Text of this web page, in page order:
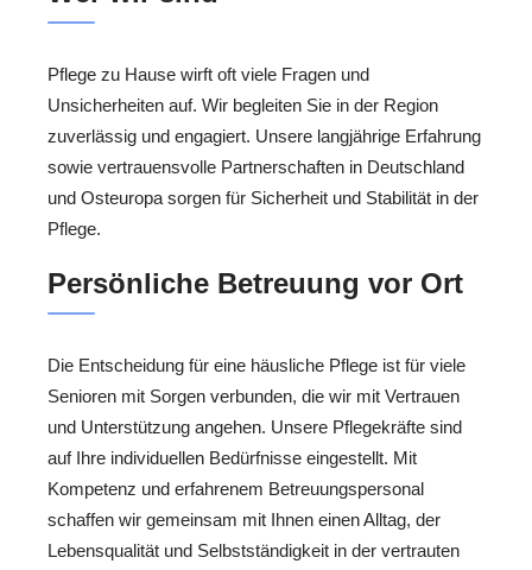
Pflege zu Hause wirft oft viele Fragen und
Unsicherheiten auf. Wir begleiten Sie in der Region
zuverlässig und engagiert. Unsere langjährige Erfahrung
sowie vertrauensvolle Partnerschaften in Deutschland
und Osteuropa sorgen für Sicherheit und Stabilität in der
Pflege.
Persönliche Betreuung vor Ort
Die Entscheidung für eine häusliche Pflege ist für viele
Senioren mit Sorgen verbunden, die wir mit Vertrauen
und Unterstützung angehen. Unsere Pflegekräfte sind
auf Ihre individuellen Bedürfnisse eingestellt. Mit
Kompetenz und erfahrenem Betreuungspersonal
schaffen wir gemeinsam mit Ihnen einen Alltag, der
Lebensqualität und Selbstständigkeit in der vertrauten